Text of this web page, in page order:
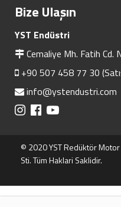
Bize Ulaşın
YST Endüstri
Cemaliye Mh. Fatih Cd.
+90 507 458 77 30
info@ystendustri.com
© 2020 YST Redüktör Motor
Sti. Tüm Haklari Saklidir.